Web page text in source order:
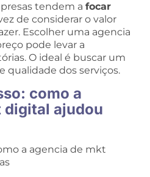
tendem a focar
de considerar o valor
Escolher uma agencia
pode levar a
O ideal é buscar um
qualidade dos serviços.
como a
digital ajudou